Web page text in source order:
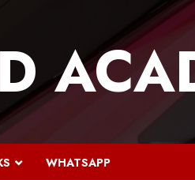
WHATSAPP